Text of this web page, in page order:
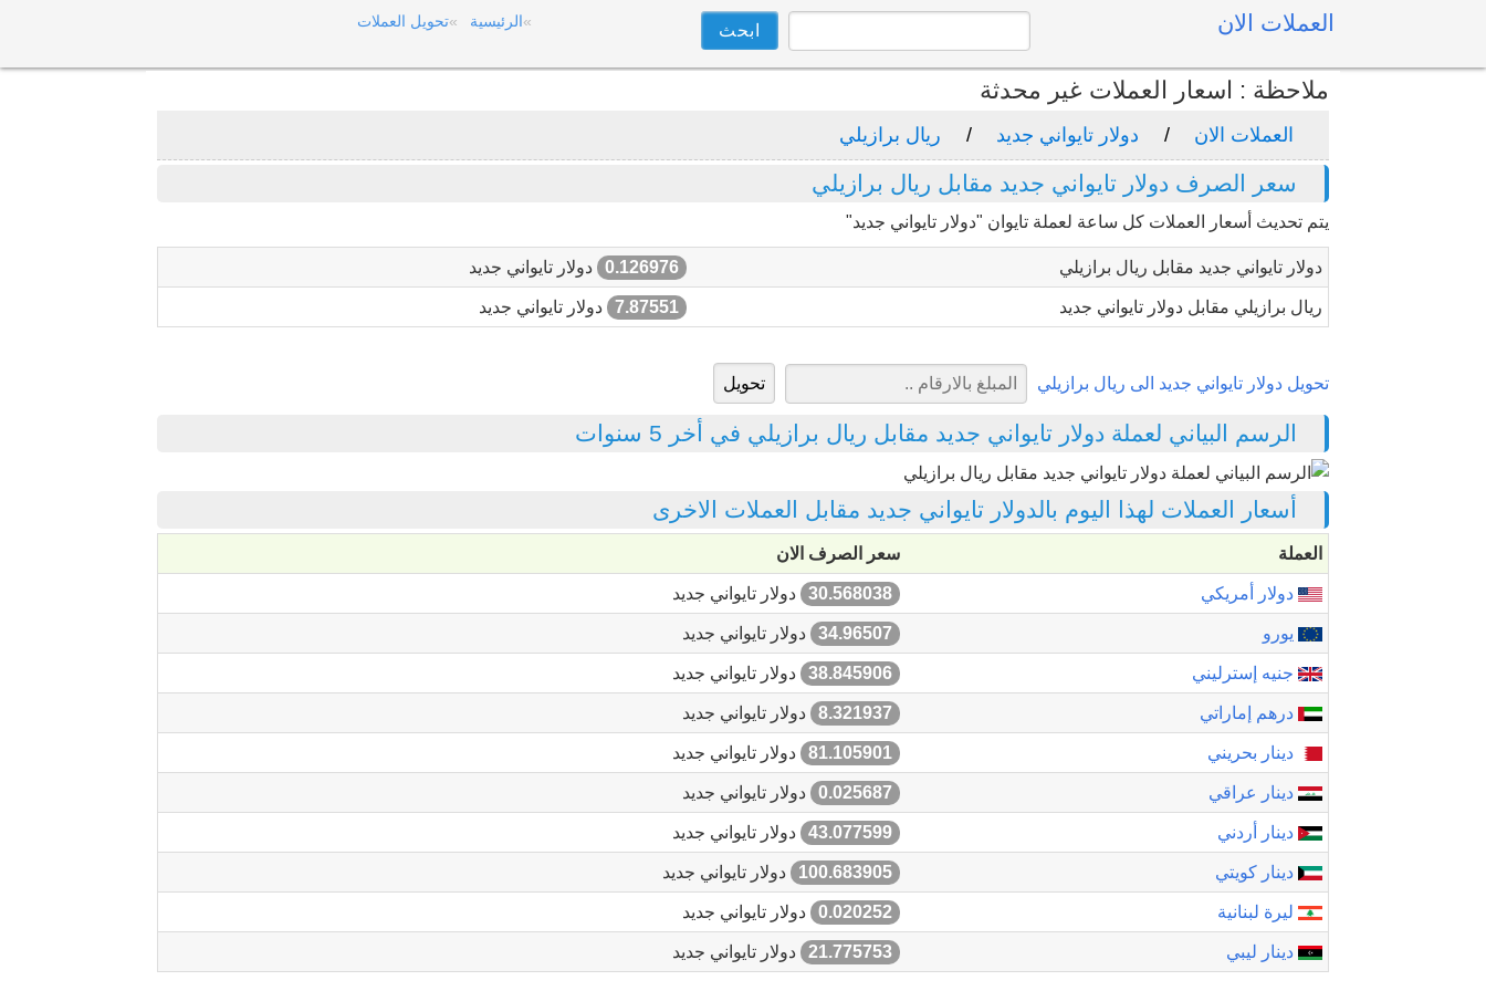
العملات الان الرئيسية تحويل العملات
ملاحظة : اسعار العملات غير محدثة
العملات الان دولار تايواني جديد ريال برازيلي
سعر الصرف دولار تايواني جديد مقابل ريال برازيلي
يتم تحديث أسعار العملات كل ساعة لعملة تايوان "دولار تايواني جديد"
دولار تايواني جديد مقابل ريال برازيلي 0.126976 دولار تايواني جديد
ريال برازيلي مقابل دولار تايواني جديد 7.87551 دولار تايواني جديد
تحويل دولار تايواني جديد الى ريال برازيلي
الرسم البياني لعملة دولار تايواني جديد مقابل ريال برازيلي في أخر 5 سنوات
أسعار العملات لهذا اليوم بالدولار تايواني جديد مقابل العملات الاخرى
العملة سعر الصرف الان
دولار أمريكي 30.568038 دولار تايواني جديد
يورو 34.96507 دولار تايواني جديد
جنيه إسترليني 38.845906 دولار تايواني جديد
درهم إماراتي 8.321937 دولار تايواني جديد
دينار بحريني 81.105901 دولار تايواني جديد
دينار عراقي 0.025687 دولار تايواني جديد
دينار أردني 43.077599 دولار تايواني جديد
دينار كويتي 100.683905 دولار تايواني جديد
ليرة لبنانية 0.020252 دولار تايواني جديد
دينار ليبي 21.775753 دولار تايواني جديد